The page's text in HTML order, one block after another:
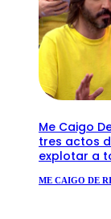
Me Caigo
tres actos
explotar a
ME CAIGO DE